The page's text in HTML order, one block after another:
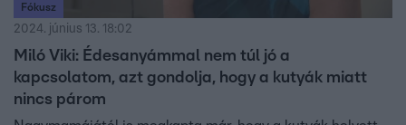
Fókusz
2024. június 13. 18:02
Miló Viki: Édesanyámmal nem túl jó a
kapcsolatom, azt gondolja, hogy a kutyák miatt
nincs párom